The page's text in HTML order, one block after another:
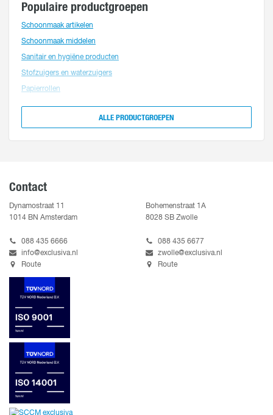
Populaire productgroepen
Schoonmaak artikelen
Schoonmaak middelen
Sanitair en hygiëne producten
Stofzuigers en waterzuigers
Papierrollen
ALLE PRODUCT­GROEPEN
Contact
Dynamostraat 11
1014 BN Amsterdam
088 435 6666
info@exclusiva.nl
Route
Bohemenstraat 1A
8028 SB Zwolle
088 435 6677
zwolle@exclusiva.nl
Route